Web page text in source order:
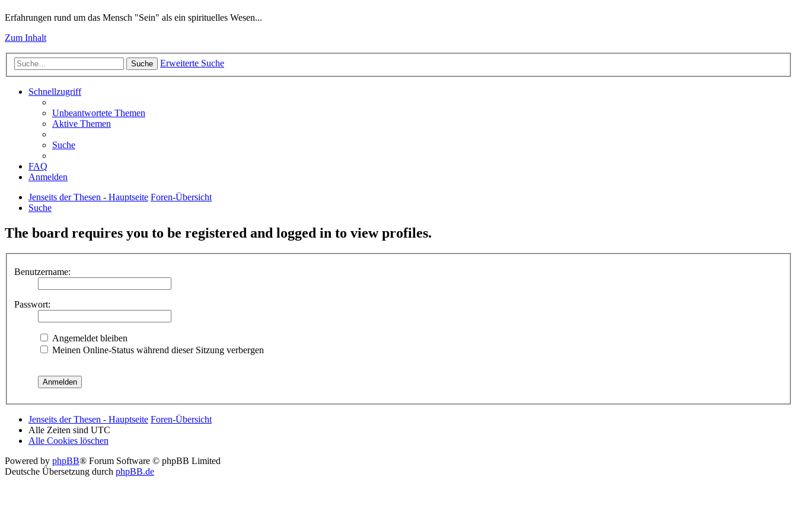
Erfahrungen rund um das Mensch "Sein" als ein spirituelles Wesen...
Zum Inhalt
Suche Erweiterte Suche
Schnellzugriff
Unbeantwortete Themen
Aktive Themen
Suche
FAQ
Anmelden
Jenseits der Thesen - Hauptseite Foren-Übersicht
Suche
The board requires you to be registered and logged in to view profiles.
Benutzername:
Passwort:
Angemeldet bleiben
Meinen Online-Status während dieser Sitzung verbergen
Jenseits der Thesen - Hauptseite Foren-Übersicht
Alle Zeiten sind UTC
Alle Cookies löschen
Powered by phpBB® Forum Software © phpBB Limited
Deutsche Übersetzung durch phpBB.de